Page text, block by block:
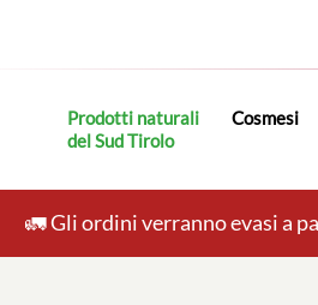
Prodotti naturali
del Sud Tirolo
cosmesi
🚛 Gli ordini verranno evasi a